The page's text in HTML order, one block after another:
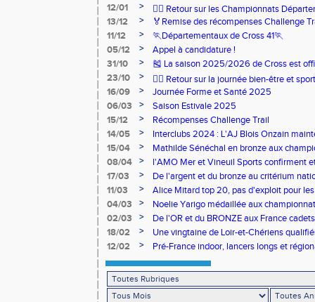
12/01
>
🏃‍♂️ Retour sur les Championnats
13/12
>
🏅Remise des récompenses Challenge
11/12
>
🏃Départementaux de Cross 41🏃
05/12
>
Appel à candidature !
31/10
>
🎽 La saison 2025/2026 de Cross est
23/10
>
🧘‍♀️ Retour sur la journée bien-être et
16/09
>
Journée Forme et Santé 2025
06/03
>
Saison Estivale 2025
15/12
>
Récompenses Challenge Trail
14/05
>
Interclubs 2024 : L'AJ Blois Onzain
Romorantin en N2B
15/04 >
Mathilde Sénéchal en bronze aux
08/04
>
l'AMO Mer et Vineuil Sports confirment
benjamins
17/03 >
De l'argent et du bronze au critérium
11/03
>
Alice Mitard top 20, pas d'exploit pour
04/03
>
Noelie Yarigo médaillée aux
02/03
>
De l'OR et du BRONZE aux France
18/02
>
Une vingtaine de Loir-et-Chériens
12/02
> Pré-France indoor, lancers longs et